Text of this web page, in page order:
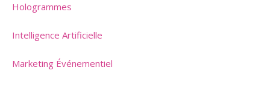
Hologrammes
Intelligence Artificielle
Marketing Événementiel